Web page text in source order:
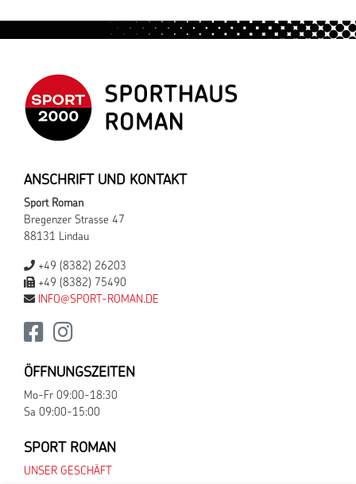
ANSCHRIFT UND KONTAKT
Sport Roman
Bregenzer Strasse 47
88131 Lindau
+49 (8382) 26203
+49 (8382) 75490
INFO@SPORT-ROMAN.DE
ÖFFNUNGSZEITEN
Mo-Fr 09:00-18:30
Sa 09:00-15:00
SPORT ROMAN
UNSER GESCHÄFT